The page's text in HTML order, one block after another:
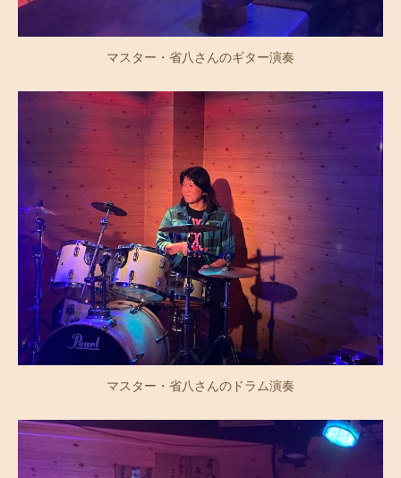
マスター・省八さんのギター演奏
マスター・省八さんのドラム演奏